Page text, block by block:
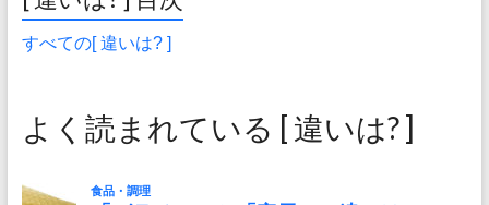
すべての[ 違いは? ]
よく読まれている [ 違いは? ]